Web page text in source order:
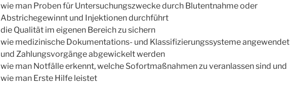
wie man Proben für Untersuchungszwecke durch Blutentnahme oder
Abstrichegewinnt und Injektionen durchführt
die Qualität im eigenen Bereich zu sichern
wie medizinische Dokumentations- und Klassifizierungssysteme angewendet
und Zahlungsvorgänge abgewickelt werden
wie man Notfälle erkennt, welche Sofortmaßnahmen zu veranlassen sind und
wie man Erste Hilfe leistet